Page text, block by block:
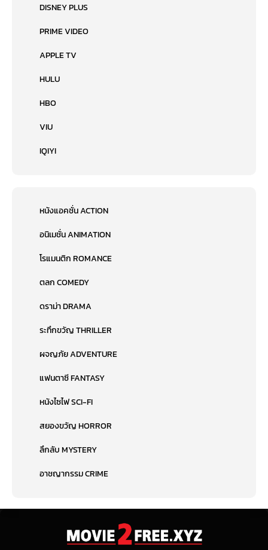
DISNEY PLUS
PRIME VIDEO
APPLE TV
HULU
HBO
VIU
IQIYI
หนังแอคชั่น ACTION
อนิเมชั่น ANIMATION
โรแมนติก ROMANCE
ตลก COMEDY
ดราม่า DRAMA
ระทึกขวัญ THRILLER
ผจญภัย ADVENTURE
แฟนตาซี FANTASY
หนังไซไฟ SCI-FI
สยองขวัญ HORROR
ลึกลับ MYSTERY
อาชญากรรม CRIME